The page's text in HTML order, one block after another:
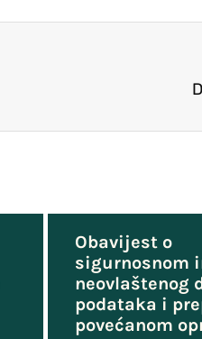
Obavijest o
sigurnosnom
neovlaštenog
podataka i
povećanom